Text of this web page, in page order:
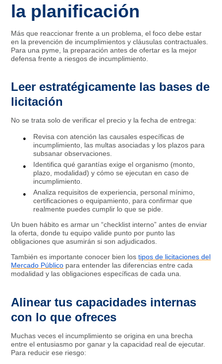
la planificación
Más que reaccionar frente a un problema, el foco debe estar
en la prevención de incumplimientos y cláusulas contractuales.
Para una pyme, la preparación antes de ofertar es la mejor
defensa frente a riesgos de incumplimiento.
Leer estratégicamente las bases de
licitación
No se trata solo de verificar el precio y la fecha de entrega:
Revisa con atención las causales específicas de
incumplimiento, las multas asociadas y los plazos para
subsanar observaciones.
Identifica qué garantías exige el organismo (monto,
plazo, modalidad) y cómo se ejecutan en caso de
incumplimiento.
Analiza requisitos de experiencia, personal mínimo,
certificaciones o equipamiento, para confirmar que
realmente puedes cumplir lo que se pide.
Un buen hábito es armar un “checklist interno” antes de enviar
la oferta, donde tu equipo valide punto por punto las
obligaciones que asumirán si son adjudicados.​
También es importante conocer bien los tipos de licitaciones del
Mercado Público para entender las diferencias entre cada
modalidad y las obligaciones específicas de cada una.
Alinear tus capacidades internas
con lo que ofreces
Muchas veces el incumplimiento se origina en una brecha
entre el entusiasmo por ganar y la capacidad real de ejecutar.
Para reducir ese riesgo: